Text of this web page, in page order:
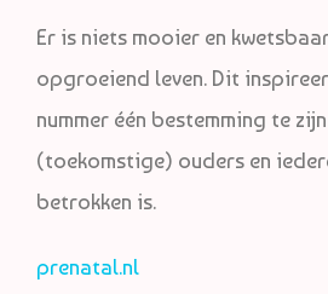
Er is niets mooier en
opgroeiend leven. Dit
nummer één bestemming te
(toekomstige) ouders en
betrokken is.
prenatal.nl